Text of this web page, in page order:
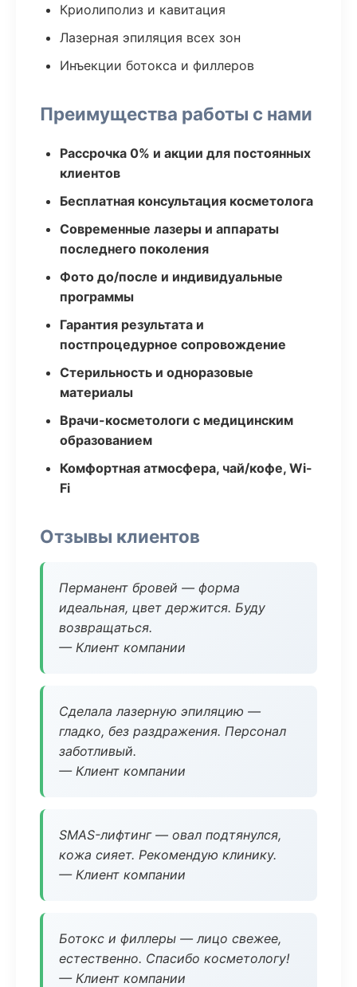
Криолиполиз и кавитация
Лазерная эпиляция всех зон
Инъекции ботокса и филлеров
Преимущества работы с нами
Рассрочка 0% и акции для постоянных
клиентов
Бесплатная консультация косметолога
Современные лазеры и аппараты
последнего поколения
Фото до/после и индивидуальные
программы
Гарантия результата и
постпроцедурное сопровождение
Стерильность и одноразовые
материалы
Врачи-косметологи с медицинским
образованием
Комфортная атмосфера, чай/кофе, Wi-
Fi
Отзывы клиентов
Перманент бровей — форма
идеальная, цвет держится. Буду
возвращаться.
— Клиент компании
Сделала лазерную эпиляцию —
гладко, без раздражения. Персонал
заботливый.
— Клиент компании
SMAS-лифтинг — овал подтянулся,
кожа сияет. Рекомендую клинику.
— Клиент компании
Ботокс и филлеры — лицо свежее,
естественно. Спасибо косметологу!
— Клиент компании